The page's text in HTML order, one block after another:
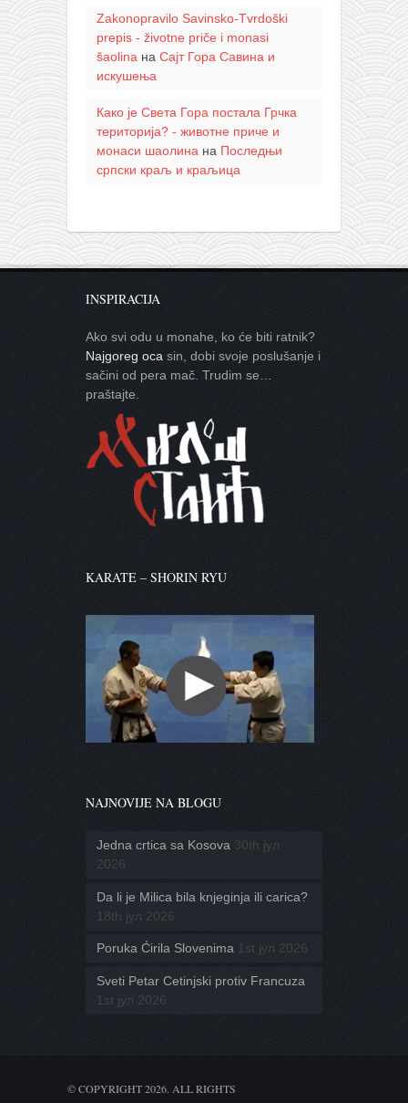
Zakonopravilo Savinsko-Tvrdoški
prepis - životne priče i monasi
šaolinaна Сајт Гора Савина и
искушења
Како је Света Гора постала Грчка
територија? - животне приче и
монаси шаолина на Последњи
српски краљ и краљица
INSPIRACIJA
Ako svi odu u monahe, ko će biti ratnik?
Najgoreg oca sin, dobi svoje poslušanje i
sačini od pera mač. Trudim se…
praštajte.
KARATE – SHORIN RYU
NAJNOVIJE NA BLOGU
Jedna crtica sa Kosova 30th јул
2026
Da li je Milica bila knjeginja ili carica?
18th јул 2026
Poruka Ćirila Slovenima 1st јул 2026
Sveti Petar Cetinjski protiv Francuza
1st јул 2026
© COPYRIGHT 2026. ALL RIGHTS